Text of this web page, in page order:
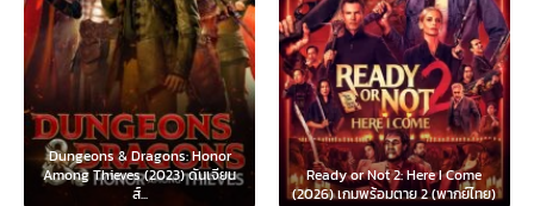
เจียน
Ready or Not 2: Here I Come
(2026) เกมพร้อมตาย 2 (พากย์ไทย)
Now You See Me: Now You
(2025) อาชญากลปล้นโลก...